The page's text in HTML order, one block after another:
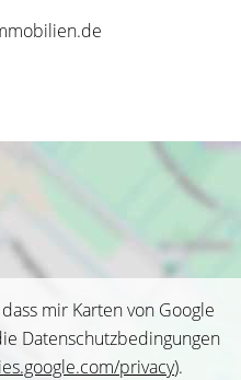
mir Karten von Google
Datenschutzbedingungen
privacy).